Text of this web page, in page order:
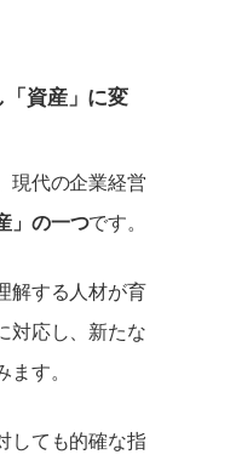
「資産」に変
現代の企業経営
」の一つです。
解する人材が育
対応し、新たな
す。
しても的確な指